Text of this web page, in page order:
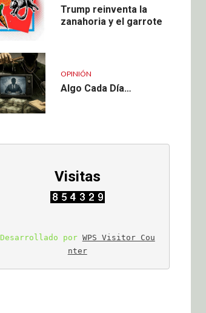
Trump reinventa la
zanahoria y el garrote
OPINIÓN
Algo Cada Día…
Visitas
Desarrollado por WPS Visitor Cou
nter